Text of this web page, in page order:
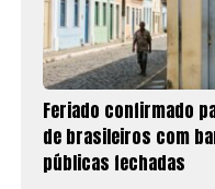
Feriado confirmado
de brasileiros com
públicas fechadas